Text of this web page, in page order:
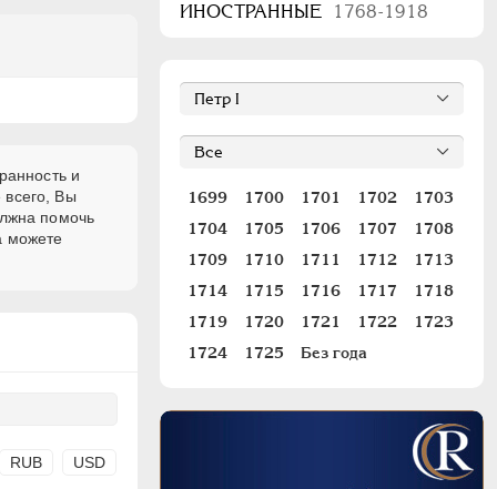
и
Вы
помочь
можете
RUB USD
ИНОСТРАННЫЕ
1768-1918
1699 1700 1701 1702
1703
1704
1705 1706 1707
1708
1709
1710 1711 1712
1713
1714
1715 1716 1717
1718
1719
1720 1721 1722
1723
1724
1725 Без года